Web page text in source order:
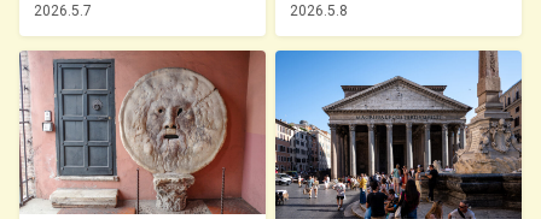
2026.5.7 2026.5.8